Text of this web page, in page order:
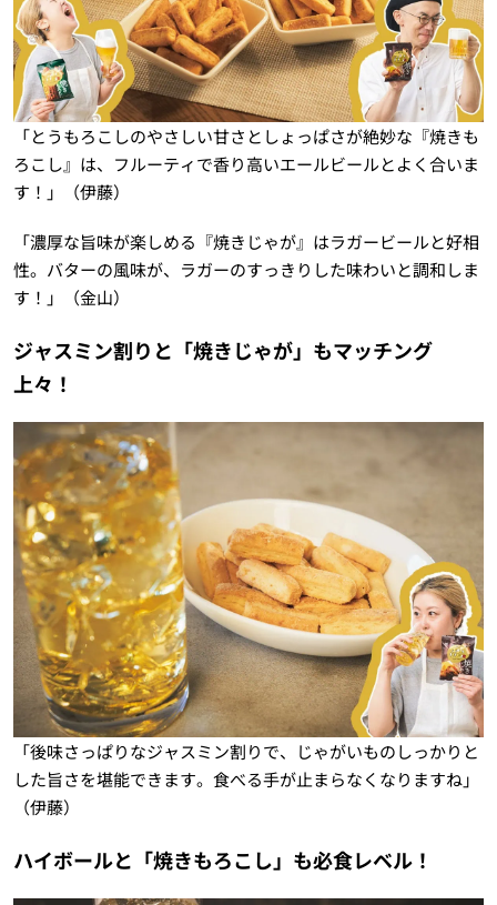
「とうもろこしのやさしい甘さとしょっぱさが絶妙な『焼きも
ろこし』は、フルーティで香り高いエールビールとよく合いま
す！」（伊藤）
「濃厚な旨味が楽しめる『焼きじゃが』はラガービールと好相
性。バターの風味が、ラガーのすっきりした味わいと調和しま
す！」（金山）
ジャスミン割りと「焼きじゃが」もマッチング
上々！
「後味さっぱりなジャスミン割りで、じゃがいものしっかりと
した旨さを堪能できます。食べる手が止まらなくなりますね」
（伊藤）
ハイボールと「焼きもろこし」も必食レベル！